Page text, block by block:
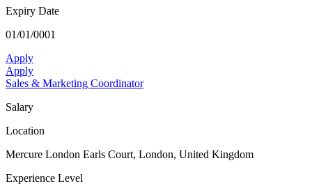
Expiry Date
01/01/0001
Apply
Apply
Sales & Marketing Coordinator
Salary
Location
Mercure London Earls Court, London, United Kingdom
Experience Level